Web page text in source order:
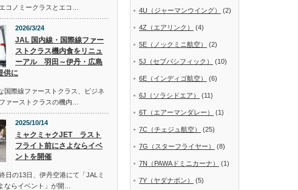
コノミークラスとエコ…
2026/3/24
JAL 国内線・国際線ファー
ストクラス機内食をリニュ
ーアル 羽田～伊丹・広島
供に
国際線ファーストクラス、ビジネ
ァーストクラスの機内…
2025/10/14
ミャクミャクJET ラスト
フライト前にさよならイベ
ントを開催
日の13日、伊丹空港にて「JALミ
ならイベント」が開…
4U（ジャーマンウイング） (2)
4Z（エアリンク） (4)
5E（ノックミニ航空） (2)
5J（セブパシフィック） (10)
6E（インディゴ航空） (6)
6J（ソラシドエア） (11)
6T（エアーマンダレー） (1)
7C（チェジュ航空） (25)
7G（スターフライヤー） (8)
7N（PAWAドミニカーナ） (1)
7Y（ヤダナポン） (5)